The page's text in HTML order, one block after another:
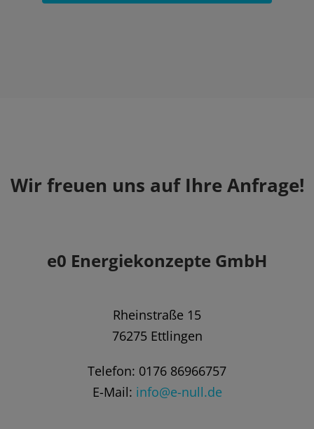
Wir freuen uns auf Ihre Anfrage!
e0 Energiekonzepte GmbH
Rheinstraße 15
76275 Ettlingen
Telefon: 0176 86966757
E-Mail: info@e-null.de